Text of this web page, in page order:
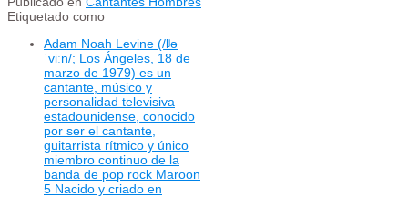
Etiquetado como
Adam Noah Levine (/lʲə
ˈviːn/; Los Ángeles, 18 de
marzo de 1979) es un
cantante, músico y
personalidad televisiva
estadounidense, conocido
por ser el cantante,
guitarrista rítmico y único
miembro continuo de la
banda de pop rock Maroon
5 Nacido y criado en